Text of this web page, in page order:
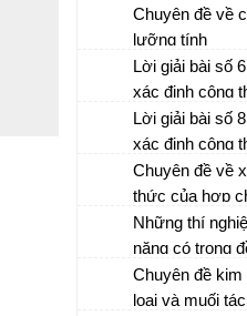
Chuyên đề về
lưỡng tính
Lời giải bài số
xác định công
chất vô cơ và
Lời giải bài số
xác định công
chất vô cơ và
Chuyên đề về
thức của hợp
hữu cơ
Những thí
năng có trong
môn Hóa
Chuyên đề kim
loại và muối